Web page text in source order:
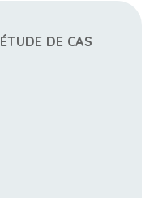
ÉTUDE DE CAS